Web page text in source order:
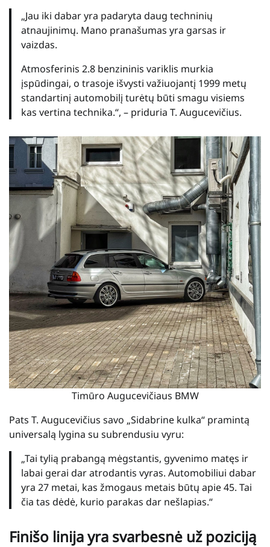
„Jau iki dabar yra padaryta daug techninių
atnaujinimų. Mano pranašumas yra garsas ir
vaizdas.
Atmosferinis 2.8 benzininis variklis murkia
įspūdingai, o trasoje išvysti važiuojantį 1999 metų
standartinį automobilį turėtų būti smagu visiems
kas vertina technika.“, – priduria T. Augucevičius.
Timūro Augucevičiaus BMW
Pats T. Augucevičius savo „Sidabrine kulka“ pramintą
universalą lygina su subrendusiu vyru:
„Tai tylią prabangą mėgstantis, gyvenimo matęs ir
labai gerai dar atrodantis vyras. Automobiliui dabar
yra 27 metai, kas žmogaus metais būtų apie 45. Tai
čia tas dėdė, kurio parakas dar nešlapias.“
Finišo linija yra svarbesnė už poziciją